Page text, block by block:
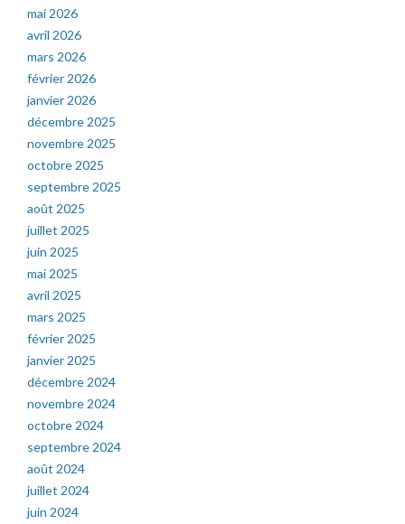
mai 2026
avril 2026
mars 2026
février 2026
janvier 2026
décembre 2025
novembre 2025
octobre 2025
septembre 2025
août 2025
juillet 2025
juin 2025
mai 2025
avril 2025
mars 2025
février 2025
janvier 2025
décembre 2024
novembre 2024
octobre 2024
septembre 2024
août 2024
juillet 2024
juin 2024